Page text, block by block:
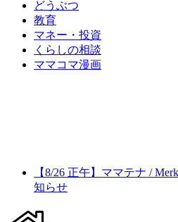
どうぶつ
教育
マネー・投資
くらしの相談
ママコマ漫画
【8/26 正午】ママテナ /
知らせ